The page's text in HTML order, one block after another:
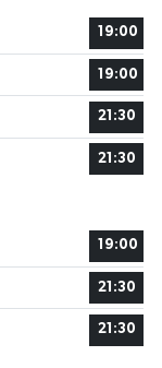
19:00
19:00
21:30
21:30
19:00
21:30
21:30